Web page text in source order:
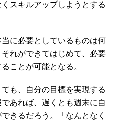
スキルアップしようとする
に必要としているものは何
れができてはじめて、必要
ことが可能となる。
も、自分の目標を実現する
あれば、遅くとも週末に自
きるだろう。「なんとなく